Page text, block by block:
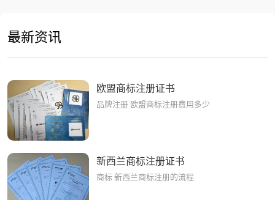
最新资讯
欧盟商标注册证书
品牌注册 欧盟商标注册费用多少
新西兰商标注册证书
商标 新西兰商标注册的流程